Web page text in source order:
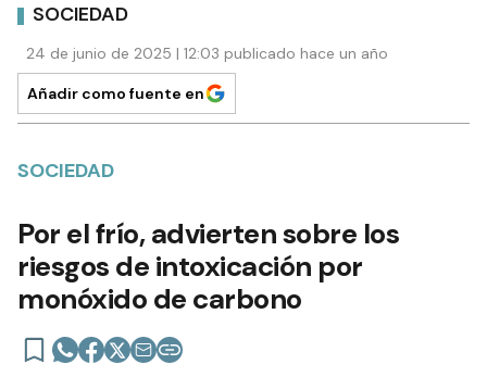
SOCIEDAD
24 de junio de 2025 | 12:03 publicado hace un año
Añadir como fuente en
SOCIEDAD
Por el frío, advierten sobre los
riesgos de intoxicación por
monóxido de carbono